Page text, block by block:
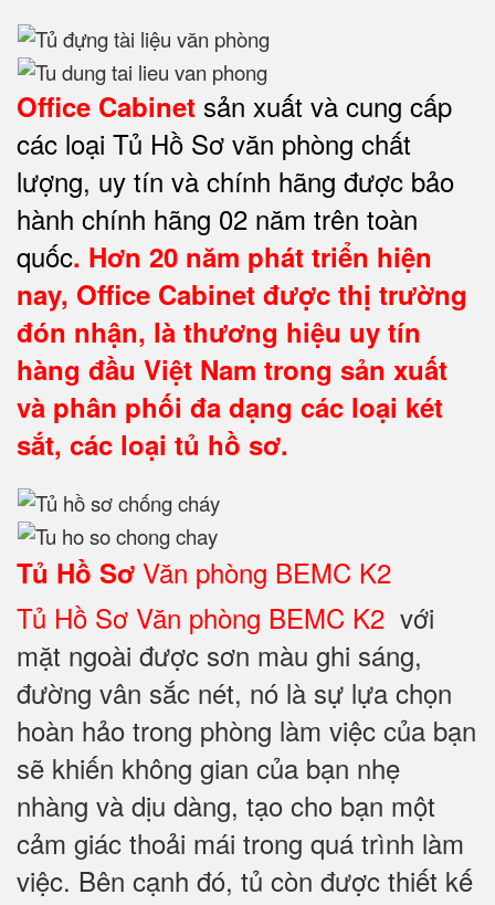
Office Cabinet sản xuất và cung cấp
các loại Tủ Hồ Sơ văn phòng chất
lượng, uy tín và chính hãng được bảo
hành chính hãng 02 năm trên toàn
quốc. Hơn 20 năm phát triển hiện
nay, Office Cabinet được thị trường
đón nhận, là thương hiệu uy tín
hàng đầu Việt Nam trong sản xuất
và phân phối đa dạng các loại két
sắt, các loại tủ hồ sơ.
Tủ Hồ Sơ Văn phòng BEMC K2
Tủ Hồ Sơ Văn phòng BEMC K2 với
mặt ngoài được sơn màu ghi sáng,
đường vân sắc nét, nó là sự lựa chọn
hoàn hảo trong phòng làm việc của bạn
sẽ khiến không gian của bạn nhẹ
nhàng và dịu dàng, tạo cho bạn một
cảm giác thoải mái trong quá trình làm
việc. Bên cạnh đó, tủ còn được thiết kế